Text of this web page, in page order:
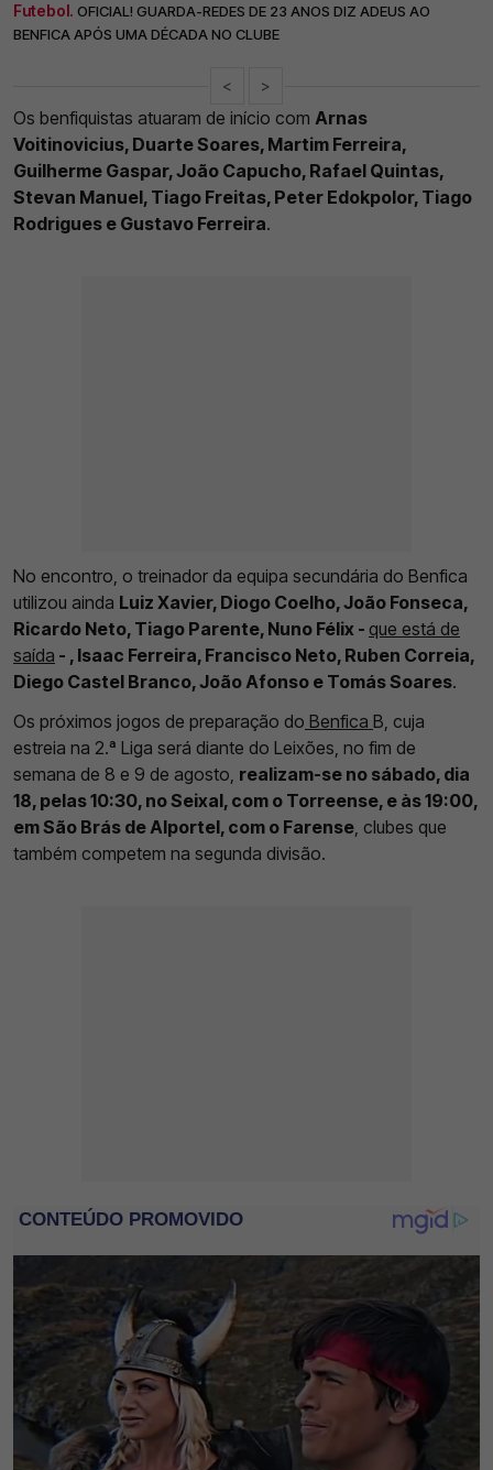
Futebol. OFICIAL! GUARDA-REDES DE 23 ANOS DIZ ADEUS AO
BENFICA APÓS UMA DÉCADA NO CLUBE
< >
Os benfiquistas atuaram de início com Arnas
Voitinovicius, Duarte Soares, Martim Ferreira,
Guilherme Gaspar, João Capucho, Rafael Quintas,
Stevan Manuel, Tiago Freitas, Peter Edokpolor, Tiago
Rodrigues e Gustavo Ferreira.
No encontro, o treinador da equipa secundária do Benfica
utilizou ainda Luiz Xavier, Diogo Coelho, João Fonseca,
Ricardo Neto, Tiago Parente, Nuno Félix - que está de
saída - , Isaac Ferreira, Francisco Neto, Ruben Correia,
Diego Castel Branco, João Afonso e Tomás Soares.
Os próximos jogos de preparação do Benfica B, cuja
estreia na 2.ª Liga será diante do Leixões, no fim de
semana de 8 e 9 de agosto, realizam-se no sábado, dia
18, pelas 10:30, no Seixal, com o Torreense, e às 19:00,
em São Brás de Alportel, com o Farense, clubes que
também competem na segunda divisão.